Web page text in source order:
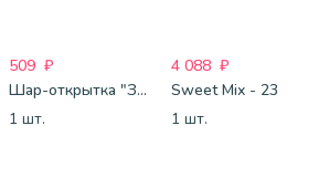
509 ₽
Шар-открытка "Звезда" (45 см) - 1
1 шт.
4 088 ₽
Sweet Mix - 23
1 шт.